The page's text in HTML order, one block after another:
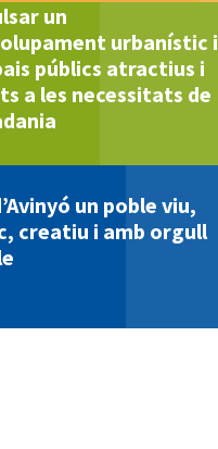
un
urbanístic i
públics atractius i
a les necessitats de
un poble viu,
creatiu i amb orgull